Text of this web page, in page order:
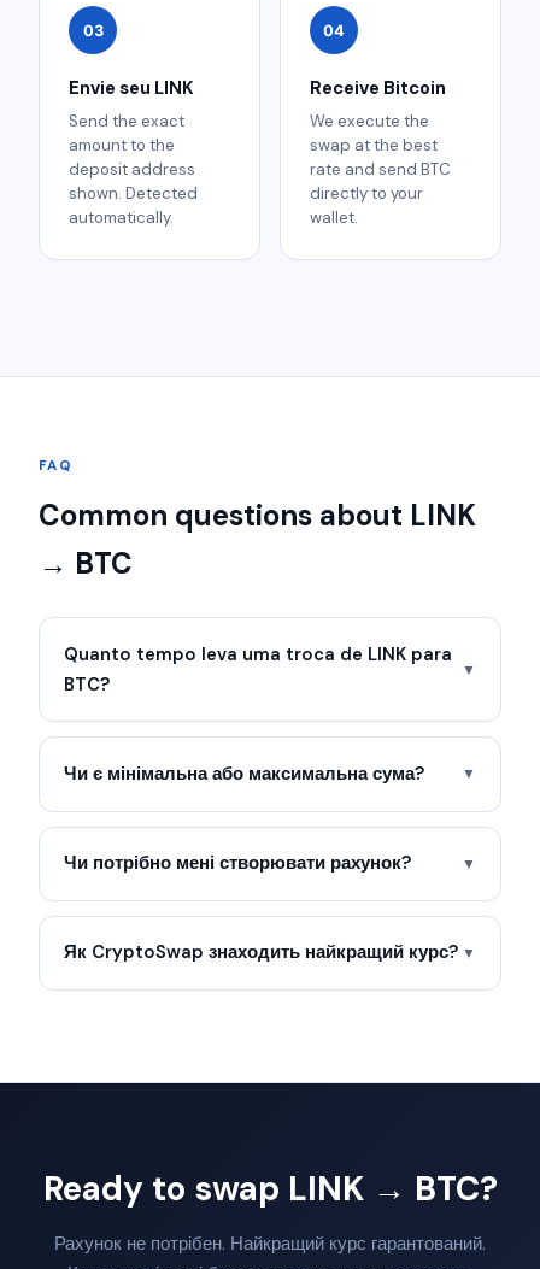
03
Envie seu LINK
Send the exact
amount to the
deposit address
shown. Detected
automatically.
04
Receive Bitcoin
We execute the
swap at the best
rate and send BTC
directly to your
wallet.
FAQ
Common questions about LINK
→ BTC
Quanto tempo leva uma troca de LINK para
BTC?
▼
Чи є мінімальна або максимальна сума? ▼
Чи потрібно мені створювати рахунок? ▼
Як CryptoSwap знаходить найкращий курс? ▼
Ready to swap LINK → BTC?
Рахунок не потрібен. Найкращий курс гарантований.